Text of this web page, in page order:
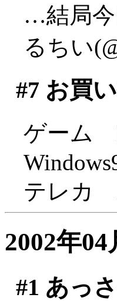
…結局今
るちい
#7 お買
ゲーム
テレカ
2002年
#1 あっ